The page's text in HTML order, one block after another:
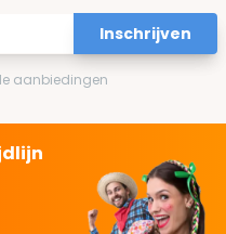
Inschrijven
aanbiedingen